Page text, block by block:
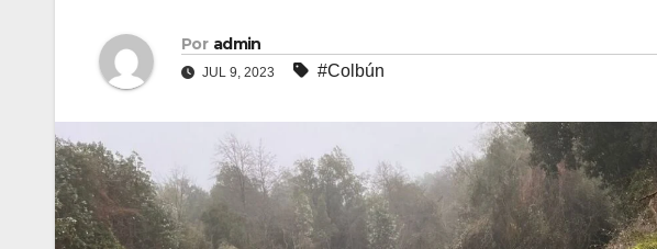
Por admin
JUL 9, 2023 #Colbún